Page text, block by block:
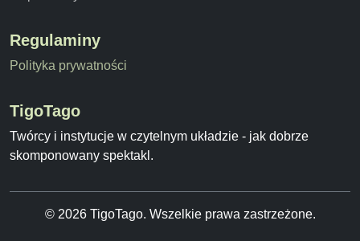
Regulaminy
Polityka prywatności
TigoTago
Twórcy i instytucje w czytelnym układzie - jak dobrze
skomponowany spektakl.
© 2026 TigoTago. Wszelkie prawa zastrzeżone.